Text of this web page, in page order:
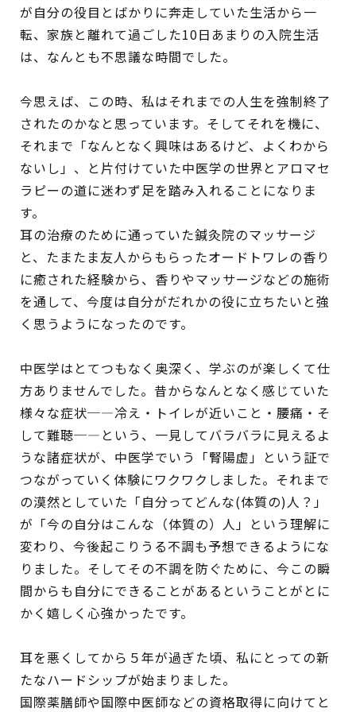
が自分の役目とばかりに奔走していた生活から一
転、家族と離れて過ごした10日あまりの入院生活
は、なんとも不思議な時間でした。
今思えば、この時、私はそれまでの人生を強制終了
されたのかなと思っています。そしてそれを機に、
それまで「なんとなく興味はあるけど、よくわから
ないし」、と片付けていた中医学の世界とアロマセ
ラピーの道に迷わず足を踏み入れることになりま
す。
耳の治療のために通っていた鍼灸院のマッサージ
と、たまたま友人からもらったオードトワレの香り
に癒された経験から、香りやマッサージなどの施術
を通して、今度は自分がだれかの役に立ちたいと強
く思うようになったのです。
中医学はとてつもなく奥深く、学ぶのが楽しくて仕
方ありませんでした。昔からなんとなく感じていた
様々な症状─―冷え・トイレが近いこと・腰痛・そ
して難聴─―という、一見してバラバラに見えるよ
うな諸症状が、中医学でいう「腎陽虚」という証で
つながっていく体験にワクワクしました。それまで
の漠然としていた「自分ってどんな(体質の)人？」
が「今の自分はこんな（体質の）人」という理解に
変わり、今後起こりうる不調も予想できるようにな
りました。そしてその不調を防ぐために、今この瞬
間からも自分にできることがあるということがとに
かく嬉しく心強かったです。
耳を悪くしてから５年が過ぎた頃、私にとっての新
たなハードシップが始まりました。
国際薬膳師や国際中医師などの資格取得に向けてと